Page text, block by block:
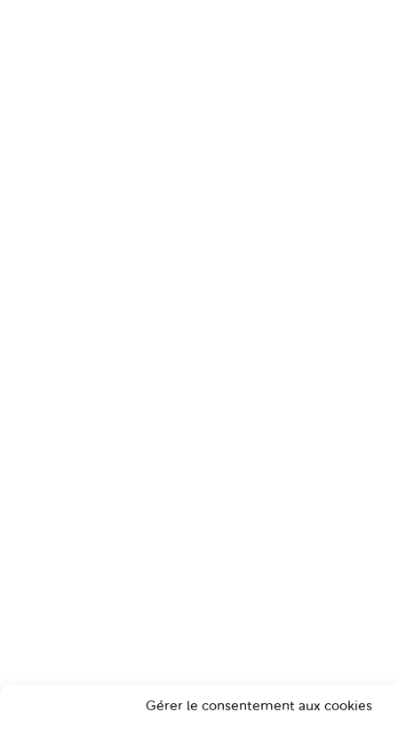
Gérer le consentement aux cookies